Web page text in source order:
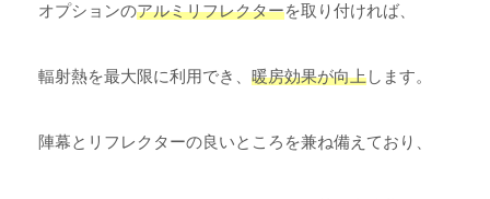
オプションのアルミリフレクターを取り付ければ、
輻射熱を最大限に利用でき、 暖房効果が向上します。
陣幕とリフレクターの良いところを兼ね備えており、